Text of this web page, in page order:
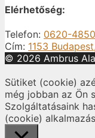
Elérhetőség:
Telefon: 0620-
Cím: 1153
© 2026 Ambrus
Sütiket (cookie)
még jobban az Ön
Szolgáltatásaink
(cookie)